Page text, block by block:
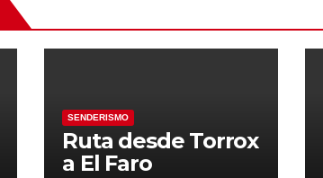
SENDERISMO
Ruta desde Torrox
a El Faro